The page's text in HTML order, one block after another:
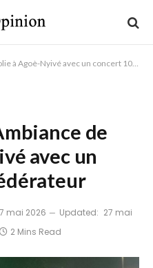
Nyivé avec un concert 100% fédérateur
de
avec un
mai 2026 Updated: 27 mai
2 Mins Read